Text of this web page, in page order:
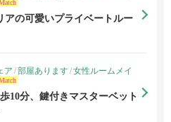
アの可愛いプライベートルー
ンも広く静かなお部屋！アラ
ア /部屋あります/女性ルームメイ
10分、鍵付きマスターベット
ムキの新築一軒家